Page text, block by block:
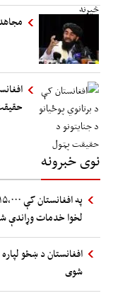
نوی خبرونه
لخوا خدمات وړاندې
افغانستان د ښځو
شوی